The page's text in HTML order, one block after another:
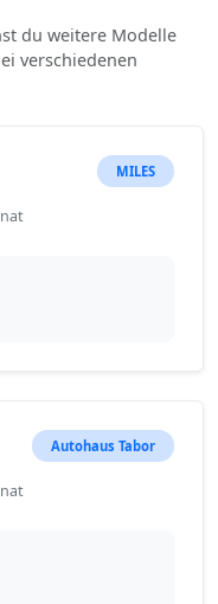
du weitere Modelle
verschiedenen
MILES
Autohaus Tabor